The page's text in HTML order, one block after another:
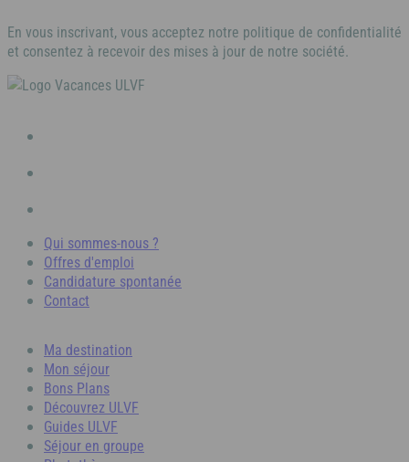
En vous inscrivant, vous acceptez notre politique de confidentialité
et consentez à recevoir des mises à jour de notre société.
Qui sommes-nous ?
Offres d'emploi
Candidature spontanée
Contact
Ma destination
Mon séjour
Bons Plans
Découvrez ULVF
Guides ULVF
Séjour en groupe